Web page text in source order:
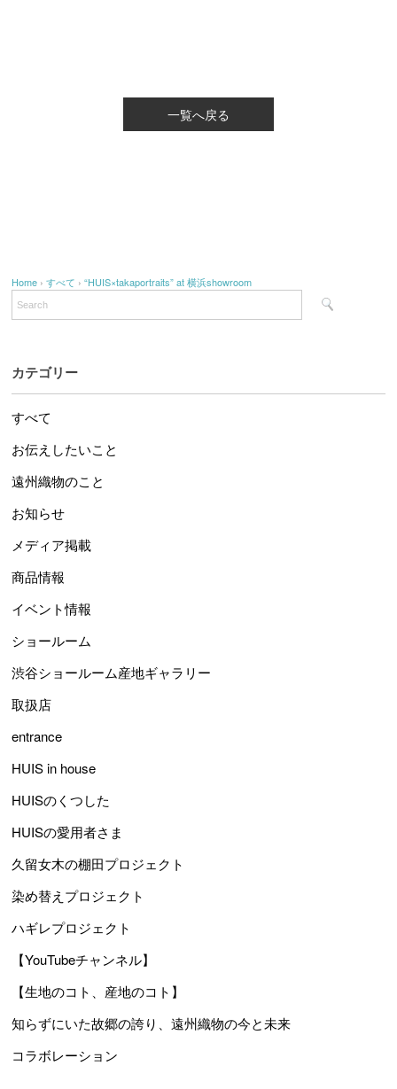
一覧へ戻る
Home ›すべて ›“HUIS×takaportraits” at 横浜showroom
カテゴリー
すべて
お伝えしたいこと
遠州織物のこと
お知らせ
メディア掲載
商品情報
イベント情報
ショールーム
渋谷ショールーム産地ギャラリー
取扱店
entrance
HUIS in house
HUISのくつした
HUISの愛用者さま
久留女木の棚田プロジェクト
染め替えプロジェクト
ハギレプロジェクト
【YouTubeチャンネル】
【生地のコト、産地のコト】
知らずにいた故郷の誇り、遠州織物の今と未来
コラボレーション